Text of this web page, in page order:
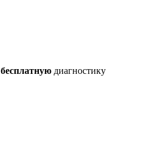
бесплатную диагностику